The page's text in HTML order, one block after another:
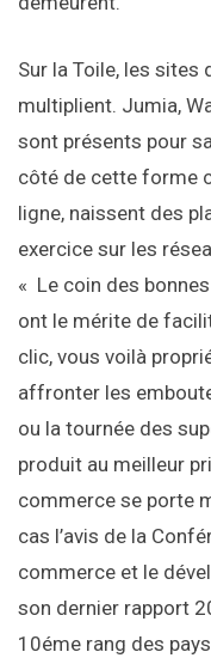
Sur la Toile, les sites
multiplient. Jumia,
sont présents pour
côté de cette forme
ligne, naissent des
exercice sur les
« Le coin des
ont le mérite de
clic, vous voilà
affronter les
ou la tournée des
produit au meilleur
commerce se porte
cas l’avis de la
commerce et le
son dernier rapport
10éme rang des